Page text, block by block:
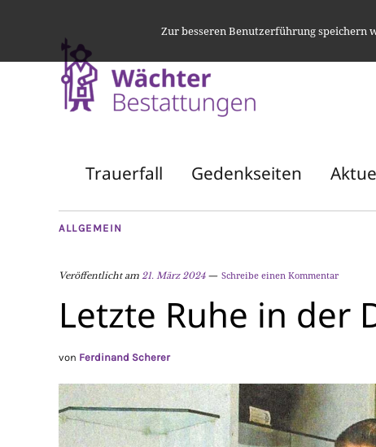
Trauerfall Gedenkseiten
ALLGEMEIN
Veröffentlicht am 21. März 2024 Schreibe einen Kommentar
Letzte Ruhe in der
von Ferdinand Scherer
Zur besseren Benutzerführung speichern